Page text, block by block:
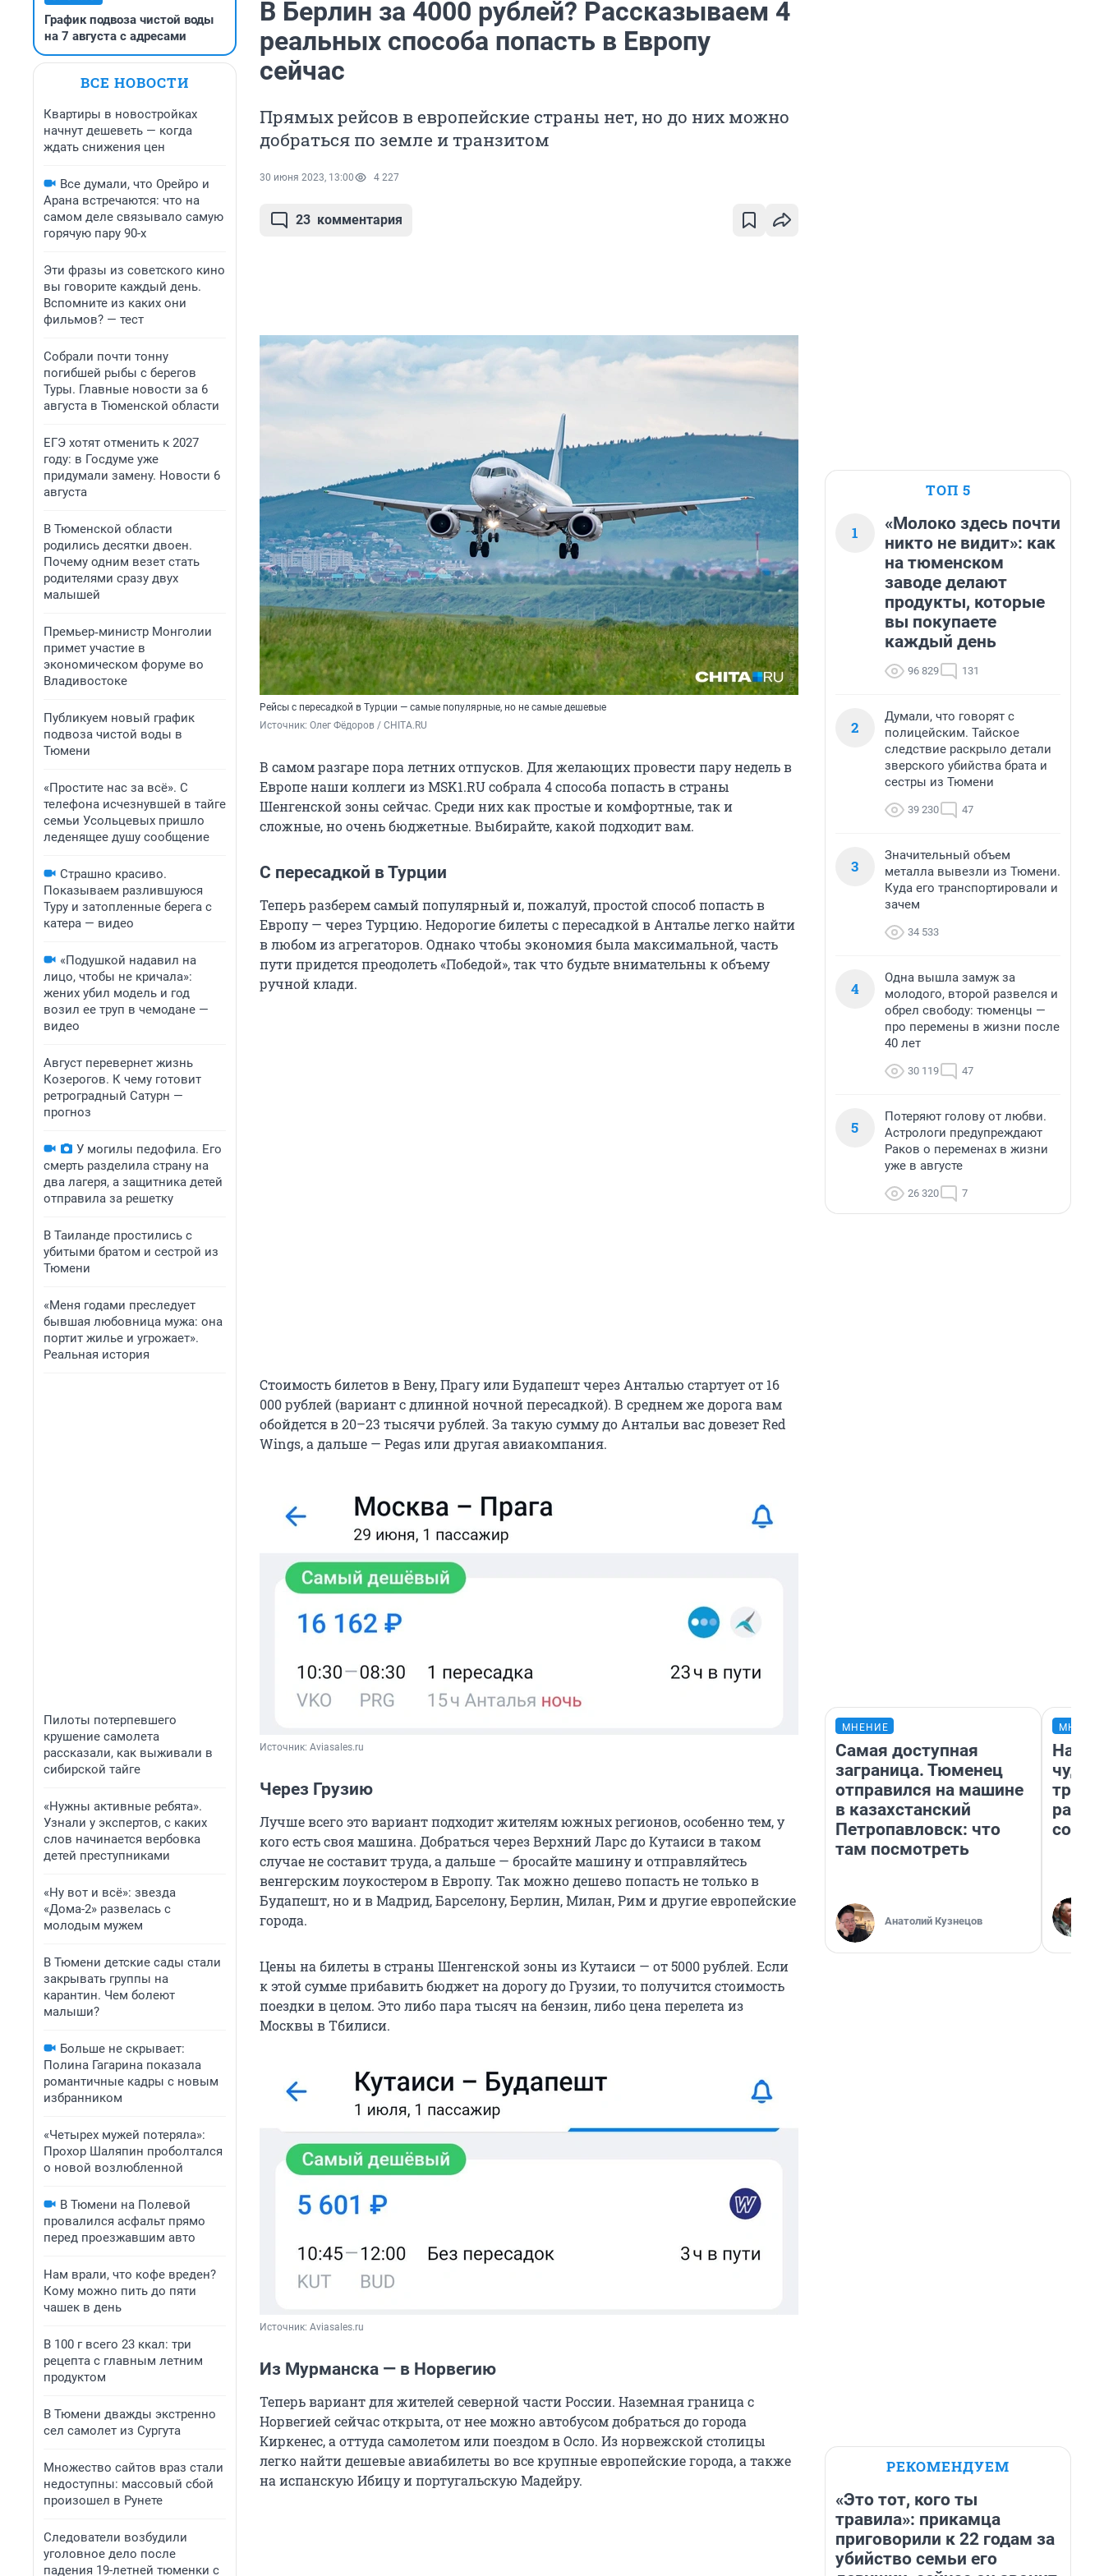
График подвоза чистой воды
на 7 августа с адресами
ВСЕ НОВОСТИ
Квартиры в новостройках
начнут дешеветь — когда
ждать снижения цен
Все думали, что Орейро и
Арана встречаются: что на
самом деле связывало самую
горячую пару 90-х
Эти фразы из советского кино
вы говорите каждый день.
Вспомните из каких они
фильмов? — тест
Собрали почти тонну
погибшей рыбы с берегов
Туры. Главные новости за 6
августа в Тюменской области
ЕГЭ хотят отменить к 2027
году: в Госдуме уже
придумали замену. Новости 6
августа
В Тюменской области
родились десятки двоен.
Почему одним везет стать
родителями сразу двух
малышей
Премьер‑министр Монголии
примет участие в
экономическом форуме во
Владивостоке
Публикуем новый график
подвоза чистой воды в
Тюмени
«Простите нас за всё». С
телефона исчезнувшей в тайге
семьи Усольцевых пришло
леденящее душу сообщение
Страшно красиво.
Показываем разлившуюся
Туру и затопленные берега с
катера — видео
«Подушкой надавил на
лицо, чтобы не кричала»:
жених убил модель и год
возил ее труп в чемодане —
видео
Август перевернет жизнь
Козерогов. К чему готовит
ретроградный Сатурн —
прогноз
У могилы педофила. Его
смерть разделила страну на
два лагеря, а защитника детей
отправила за решетку
В Таиланде простились с
убитыми братом и сестрой из
Тюмени
«Меня годами преследует
бывшая любовница мужа: она
портит жилье и угрожает».
Реальная история
Пилоты потерпевшего
крушение самолета
рассказали, как выживали в
сибирской тайге
«Нужны активные ребята».
Узнали у экспертов, с каких
слов начинается вербовка
детей преступниками
«Ну вот и всё»: звезда
«Дома-2» развелась с
молодым мужем
В Тюмени детские сады стали
закрывать группы на
карантин. Чем болеют
малыши?
Больше не скрывает:
Полина Гагарина показала
романтичные кадры с новым
избранником
«Четырех мужей потеряла»:
Прохор Шаляпин проболтался
о новой возлюбленной
В Тюмени на Полевой
провалился асфальт прямо
перед проезжавшим авто
Нам врали, что кофе вреден?
Кому можно пить до пяти
чашек в день
В 100 г всего 23 ккал: три
рецепта с главным летним
продуктом
В Тюмени дважды экстренно
сел самолет из Сургута
Множество сайтов враз стали
недоступны: массовый сбой
произошел в Рунете
Следователи возбудили
уголовное дело после
падения 19-летней тюменки с
В Берлин за 4000 рублей? Рассказываем 4
реальных способа попасть в Европу
сейчас
Прямых рейсов в европейские страны нет, но до них можно
добраться по земле и транзитом
30 июня 2023, 13:00 4 227
23 комментария
Рейсы с пересадкой в Турции — самые популярные, но не самые дешевые
Источник: Олег Фёдоров / CHITA.RU
В самом разгаре пора летних отпусков. Для желающих провести пару недель в
Европе наши коллеги из MSK1.RU собрала 4 способа попасть в страны
Шенгенской зоны сейчас. Среди них как простые и комфортные, так и
сложные, но очень бюджетные. Выбирайте, какой подходит вам.
С пересадкой в Турции
Теперь разберем самый популярный и, пожалуй, простой способ попасть в
Европу — через Турцию. Недорогие билеты с пересадкой в Анталье легко найти
в любом из агрегаторов. Однако чтобы экономия была максимальной, часть
пути придется преодолеть «Победой», так что будьте внимательны к объему
ручной клади.
Стоимость билетов в Вену, Прагу или Будапешт через Анталью стартует от 16
000 рублей (вариант с длинной ночной пересадкой). В среднем же дорога вам
обойдется в 20–23 тысячи рублей. За такую сумму до Антальи вас довезет Red
Wings, а дальше — Pegas или другая авиакомпания.
Источник: Aviasales.ru
Через Грузию
Лучше всего это вариант подходит жителям южных регионов, особенно тем, у
кого есть своя машина. Добраться через Верхний Ларс до Кутаиси в таком
случае не составит труда, а дальше — бросайте машину и отправляйтесь
венгерским лоукостером в Европу. Так можно дешево попасть не только в
Будапешт, но и в Мадрид, Барселону, Берлин, Милан, Рим и другие европейские
города.
Цены на билеты в страны Шенгенской зоны из Кутаиси — от 5000 рублей. Если
к этой сумме прибавить бюджет на дорогу до Грузии, то получится стоимость
поездки в целом. Это либо пара тысяч на бензин, либо цена перелета из
Москвы в Тбилиси.
Источник: Aviasales.ru
Из Мурманска — в Норвегию
Теперь вариант для жителей северной части России. Наземная граница с
Норвегией сейчас открыта, от нее можно автобусом добраться до города
Киркенес, а оттуда самолетом или поездом в Осло. Из норвежской столицы
легко найти дешевые авиабилеты во все крупные европейские города, а также
на испанскую Ибицу и португальскую Мадейру.
ТОП 5
1
«Молоко здесь почти
никто не видит»: как
на тюменском
заводе делают
продукты, которые
вы покупаете
каждый день
96 829 131
2
Думали, что говорят с
полицейским. Тайское
следствие раскрыло детали
зверского убийства брата и
сестры из Тюмени
39 230 47
3
Значительный объем
металла вывезли из Тюмени.
Куда его транспортировали и
зачем
34 533
4
Одна вышла замуж за
молодого, второй развелся и
обрел свободу: тюменцы —
про перемены в жизни после
40 лет
30 119 47
5
Потеряют голову от любви.
Астрологи предупреждают
Раков о переменах в жизни
уже в августе
26 320 7
МНЕНИЕ
Самая доступная
заграница. Тюменец
отправился на машине
в казахстанский
Петропавловск: что
там посмотреть
Анатолий Кузнецов
РЕКОМЕНДУЕМ
«Это тот, кого ты
травила»: прикамца
приговорили к 22 годам за
убийство семьи его